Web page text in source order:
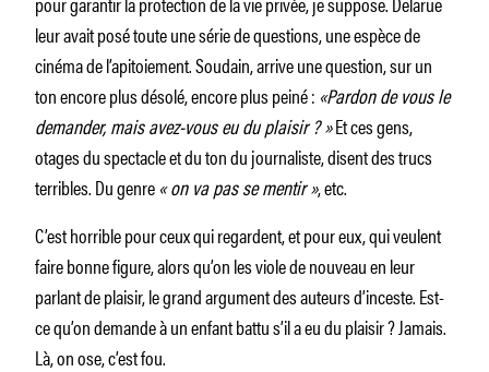
leur avait posé toute une série de questions, une espèce de
cinéma de l’apitoiement. Soudain, arrive une question, sur un
ton encore plus désolé, encore plus peiné : «Pardon de vous le
demander, mais avez-vous eu du plaisir ? »Et ces gens,
otages du spectacle et du ton du journaliste, disent des trucs
terribles. Du genre« on va pas se mentir », etc.
C’est horrible pour ceux qui regardent, et pour eux, qui veulent
faire bonne figure, alors qu’on les viole de nouveau en leur
parlant de plaisir, le grand argument des auteurs d’inceste. Est-
ce qu’on demande à un enfant battu s’il a eu du plaisir ? Jamais.
Là, on ose, c’est fou.